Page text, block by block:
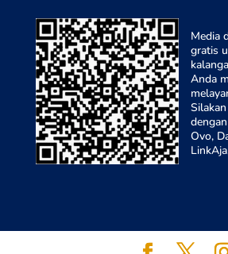
INTERVIEWER:
Mungkin tema ini selalu menjadi
hanya di masa lampau tapi juga di
sekarang dan masa yang akan
karena itu, kami ingin menggali
Ada 4 pertanyaan mayor yang
Media
gratis
Anda
Ovo,